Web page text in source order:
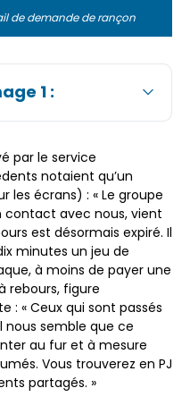
de demande de rançon
1 :
par le service
notaient qu’un
les écrans) : « Le groupe
contact avec nous, vient
est désormais expiré. Il
minutes un jeu de
à moins de payer une
rebours, figure
: « Ceux qui sont passés
nous semble que ce
au fur et à mesure
Vous trouverez en PJ
partagés. »